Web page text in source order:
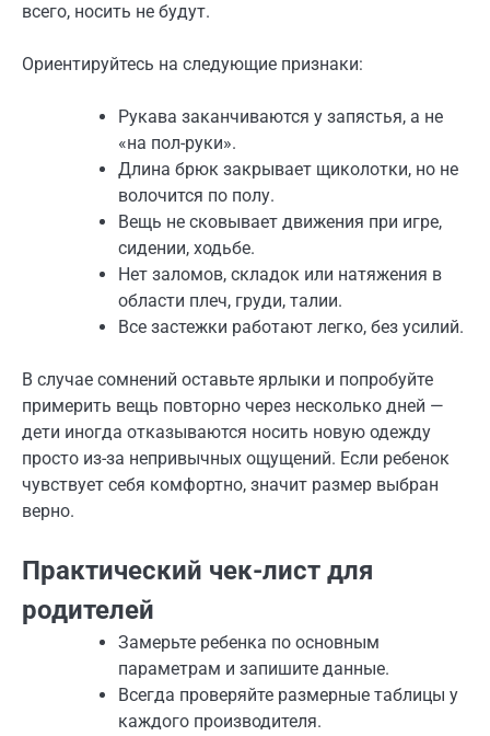
всего, носить не будут.
Ориентируйтесь на следующие признаки:
Рукава заканчиваются у запястья, а не
«на пол-руки».
Длина брюк закрывает щиколотки, но не
волочится по полу.
Вещь не сковывает движения при игре,
сидении, ходьбе.
Нет заломов, складок или натяжения в
области плеч, груди, талии.
Все застежки работают легко, без усилий.
В случае сомнений оставьте ярлыки и попробуйте
примерить вещь повторно через несколько дней —
дети иногда отказываются носить новую одежду
просто из-за непривычных ощущений. Если ребенок
чувствует себя комфортно, значит размер выбран
верно.
Практический чек-лист для
родителей
Замерьте ребенка по основным
параметрам и запишите данные.
Всегда проверяйте размерные таблицы у
каждого производителя.